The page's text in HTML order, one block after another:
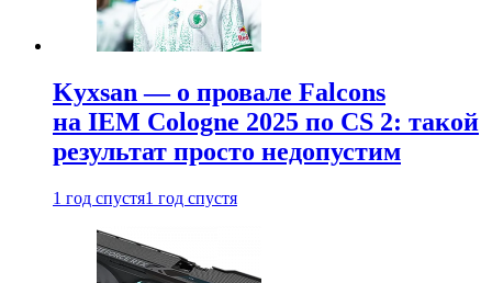
Kyxsan — о провале Falcons
на IEM Cologne 2025 по CS 2: такой
результат просто недопустим
1 год спустя1 год спустя